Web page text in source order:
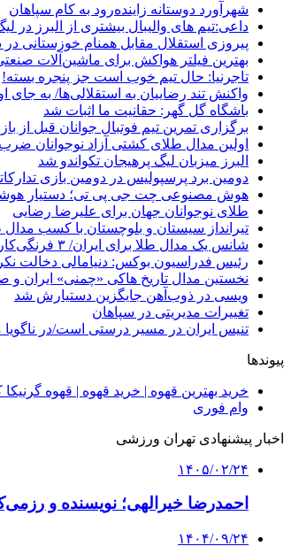
شهرآورد دوستانه زاینده‌رود به کام سپاهان
داعی:تیم های والیبال بیشتری از البرز
پیروزی استقلال مقابل همنام خوزستانی در
بهترین فیلتر هواکش برای ماشین‌آلات
تاجرنیا: حال تیم خوب است جز پنجره بسته!
واکنش تند رضاییان به استقلالی‌ها/ به جای
باشگاه گل گهر: حقانیت ما اثبات شد
برگزاری تمرین تیم فوتبال جوانان قبل از
اولین مدال طلای کشتی آزاد نوجوانان
البرز میزبان لیگ پرهیجان تکواندو شد
دومین برد پرسپولیس در دومین بازی
هوش مصنوعی چت جی پی تی؛ دستیار
طلای نوجوانان جهان برای علیرضا رضایی
تیرانداز سیستان و بلوچستان با کسب
شانس یک مدال طلا برای ایران/ ۳ فرنگی‌کار حذف شدند
رئیس فدراسیون بوکس: دنیامالی دخالت
نخستین مدال تاریخ هاکی «چمنی» ایران و
ویسی در ذوب‌آهن جایگزین دستیارش شد
تغییرات مدیریتی در سپاهان
تنیس ایران در مسیر درستی است/در
پیوندها
خرید بهترین قهوه | خرید قهوه | قهوه گرنیکا
وام فوری
اخبار پیشنهادی تهران ورزشی
۱۴۰۵/۰۲/۲۴
احمدرضا خیرالهی؛ نویسنده و
۱۴۰۴/۰۹/۲۴